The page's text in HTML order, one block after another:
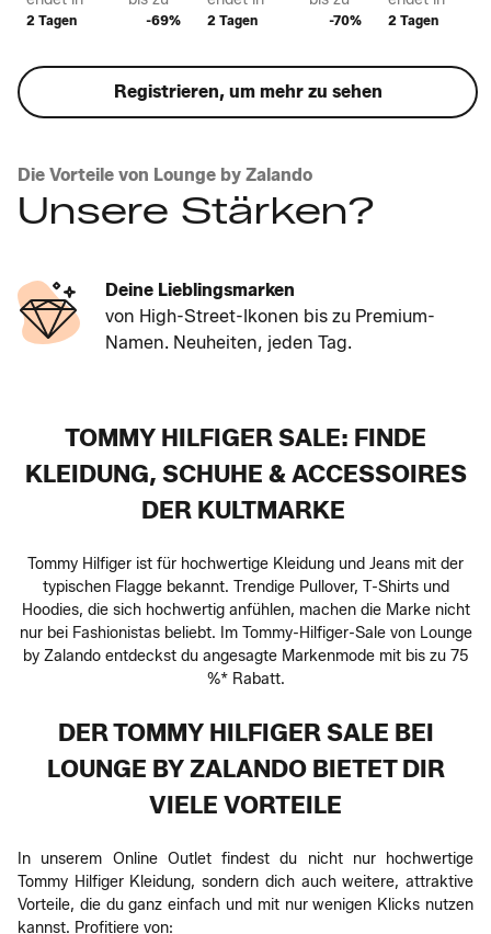
2 Tagen -69% 2 Tagen -70% 2 Tagen
Registrieren, um mehr zu sehen
Die Vorteile von Lounge by Zalando
Unsere Stärken?
Deine Lieblingsmarken
von High-Street-Ikonen bis zu Premium-
Namen. Neuheiten, jeden Tag.
TOMMY HILFIGER SALE: FINDE
KLEIDUNG, SCHUHE & ACCESSOIRES
DER KULTMARKE
Tommy Hilfiger ist für hochwertige Kleidung und Jeans mit der
typischen Flagge bekannt. Trendige Pullover, T-Shirts und
Hoodies, die sich hochwertig anfühlen, machen die Marke nicht
nur bei Fashionistas beliebt. Im Tommy-Hilfiger-Sale von Lounge
by Zalando entdeckst du angesagte Markenmode mit bis zu 75
%* Rabatt.
DER TOMMY HILFIGER SALE BEI
LOUNGE BY ZALANDO BIETET DIR
VIELE VORTEILE
In unserem Online Outlet findest du nicht nur hochwertige
Tommy Hilfiger Kleidung, sondern dich auch weitere, attraktive
Vorteile, die du ganz einfach und mit nur wenigen Klicks nutzen
kannst. Profitiere von: